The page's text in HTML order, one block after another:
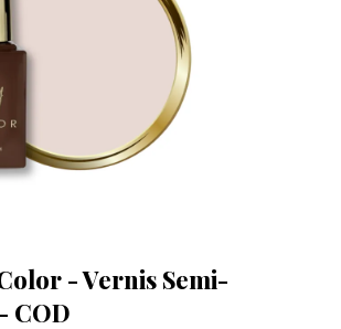
- Vernis Semi-
COD